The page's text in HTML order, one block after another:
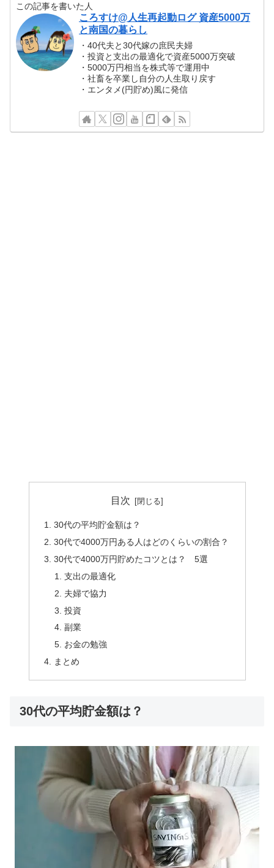
この記事を書いた人
ころすけ@人生再起動ログ 資産5000万
と南国の暮らし
・40代夫と30代嫁の庶民夫婦
・投資と支出の最適化で資産5000万突破
・5000万円相当を株式等で運用中
・社畜を卒業し自分の人生取り戻す
・エンタメ(円貯め)風に発信
目次
30代の平均貯金額は？
30代で4000万円ある人はどのくらいの割合？
30代で4000万円貯めたコツとは？ 5選
支出の最適化
夫婦で協力
投資
副業
お金の勉強
まとめ
30代の平均貯金額は？